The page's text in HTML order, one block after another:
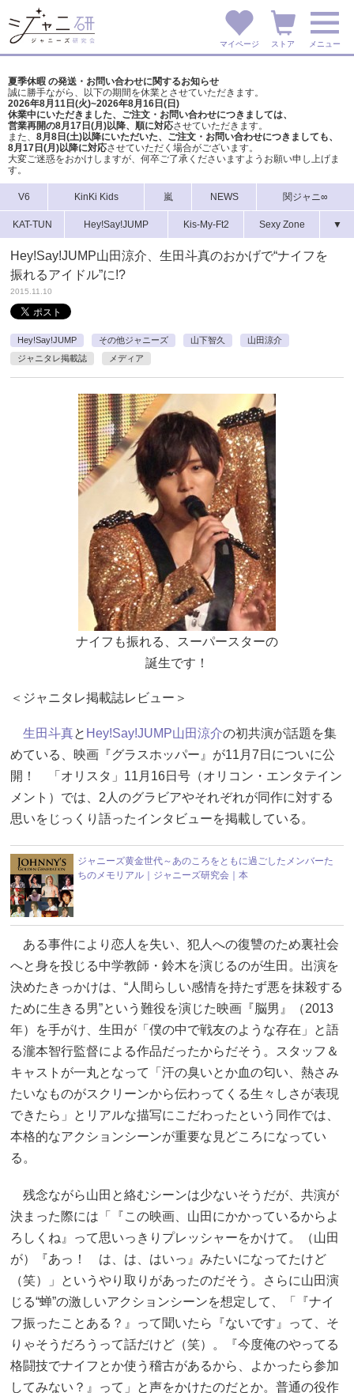
マイページ ストア メニュー
夏季休暇 の発送・お問い合わせに関するお知らせ
誠に勝手ながら、以下の期間を休業とさせていただきます。
2026年8月11日(火)~2026年8月16日(日)
休業中にいただきました、ご注文・お問い合わせにつきましては、
営業再開の8月17日(月)以降、順に対応させていただきます。
また、 8月8日(土)以降にいただいた、ご注文・ お問い合わせにつきましても、
8月17日(月)以降に対応させていただく場合がございます。
大変ご迷惑をおかけしますが、 何卒ご了承くださいますようお願い申し上げま
す。
V6 KinKi Kids 嵐 NEWS 関ジャニ∞
KAT-TUN Hey!Say!JUMP Kis-My-Ft2 Sexy Zone ▼
Hey!Say!JUMP山田涼介、生田斗真のおかげで“ナイフを
振れるアイドル”に!?
2015.11.10
Hey!Say!JUMP その他ジャニーズ 山下智久
山田涼介
ジャニタレ掲載誌
メディア
ナイフも振れる、スーパースターの
誕生です！
＜ジャニタレ掲載誌レビュー＞
生田斗真と Hey!Say!JUMP山田涼介の初共演が話題を集
めている、映画『グラスホッパー』が11月7日についに公
開！ 「オリスタ」11月16日号（オリコン・エンタテイン
メント）では、2人のグラビアやそれぞれが同作に対する
思いをじっくり語ったインタビューを掲載している。
ジャニーズ黄金世代～あのころをともに過ごしたメンバーた
ちのメモリアル｜ジャニーズ研究会｜本
ある事件により恋人を失い、犯人への復讐のため裏社会
へと身を投じる中学教師・鈴木を演じるのが生田。出演を
決めたきっかけは、“人間らしい感情を持たず悪を抹殺する
ために生きる男”という難役を演じた映画『脳男』（2013
年）を手がけ、生田が「僕の中で戦友のような存在」と語
る瀧本智行監督による作品だったからだそう。スタッフ＆
キャストが一丸となって「汗の臭いとか血の匂い、熱さみ
たいなものがスクリーンから伝わってくる生々しさが表現
できたら」とリアルな描写にこだわったという同作では、
本格的なアクションシーンが重要な見どころになってい
る。
残念ながら山田と絡むシーンは少ないそうだが、共演が
決まった際には「『この映画、山田にかかっているからよ
ろしくね』って思いっきりプレッシャーをかけて。（山田
が）『あっ！ は、は、はいっ』みたいになってたけど
（笑）」というやり取りがあったのだそう。さらに山田演
じる“蝉”の激しいアクションシーンを想定して、「『ナイ
フ振ったことある？』って聞いたら『ないです』って、そ
りゃそうだろうって話だけど（笑）。『今度俺のやってる
格闘技でナイフとか使う稽古があるから、よかったら参加
してみない？』って」と声をかけたのだとか。普通の役作